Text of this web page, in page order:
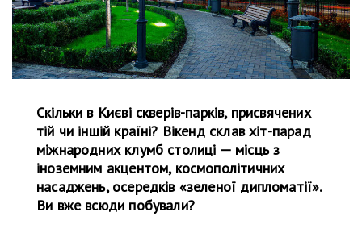
Скільки в Києві скверів-парків, присвячених
тій чи іншій країні? Вікенд склав хіт-парад
міжнародних клумб столиці — місць з
іноземним акцентом, космополітичних
насаджень, осередків «зеленої дипломатії».
Ви вже всюди побували?